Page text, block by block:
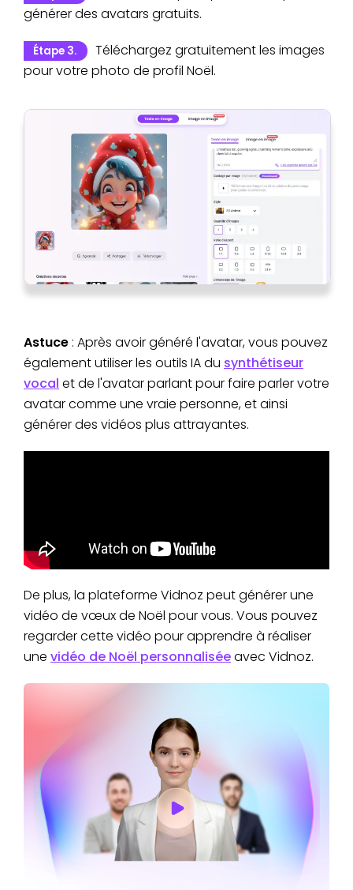
générer des avatars gratuits.
Étape 3.
Téléchargez gratuitement les images
pour votre photo de profil Noël.
Astuce : Après avoir généré l'avatar, vous pouvez
également utiliser les outils IA du synthétiseur
vocal et de l'avatar parlant pour faire parler votre
avatar comme une vraie personne, et ainsi
générer des vidéos plus attrayantes.
De plus, la plateforme Vidnoz peut générer une
vidéo de vœux de Noël pour vous. Vous pouvez
regarder cette vidéo pour apprendre à réaliser
une vidéo de Noël personnaliséeavec Vidnoz.